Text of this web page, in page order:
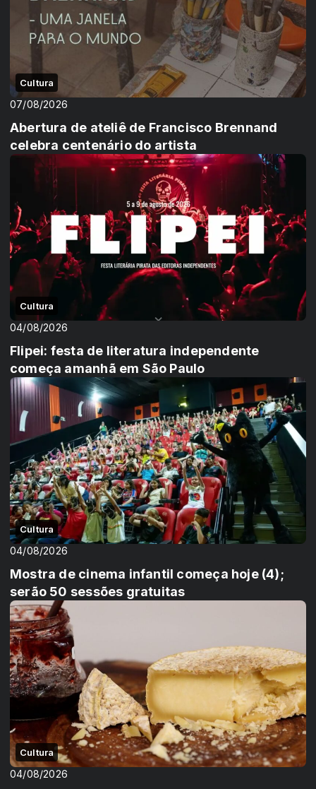
Cultura
07/08/2026
Abertura de ateliê de Francisco Brennand
celebra centenário do artista
Cultura
04/08/2026
Flipei: festa de literatura independente
começa amanhã em São Paulo
Cultura
04/08/2026
Mostra de cinema infantil começa hoje (4);
serão 50 sessões gratuitas
Cultura
04/08/2026